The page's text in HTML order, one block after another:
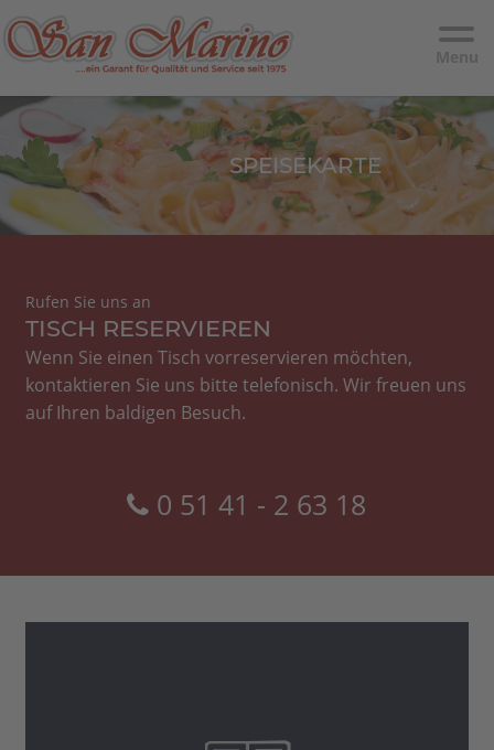
SPEISEKARTE
Rufen Sie uns an
TISCH RESERVIEREN
Wenn Sie einen Tisch vorreservieren möchten,
kontaktieren Sie uns bitte telefonisch. Wir freuen uns
auf Ihren baldigen Besuch.
0 51 41 - 2 63 18